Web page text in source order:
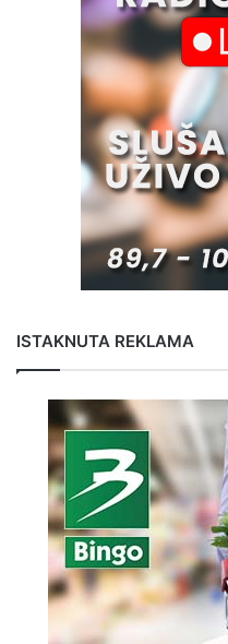
ISTAKNUTA REKLAMA